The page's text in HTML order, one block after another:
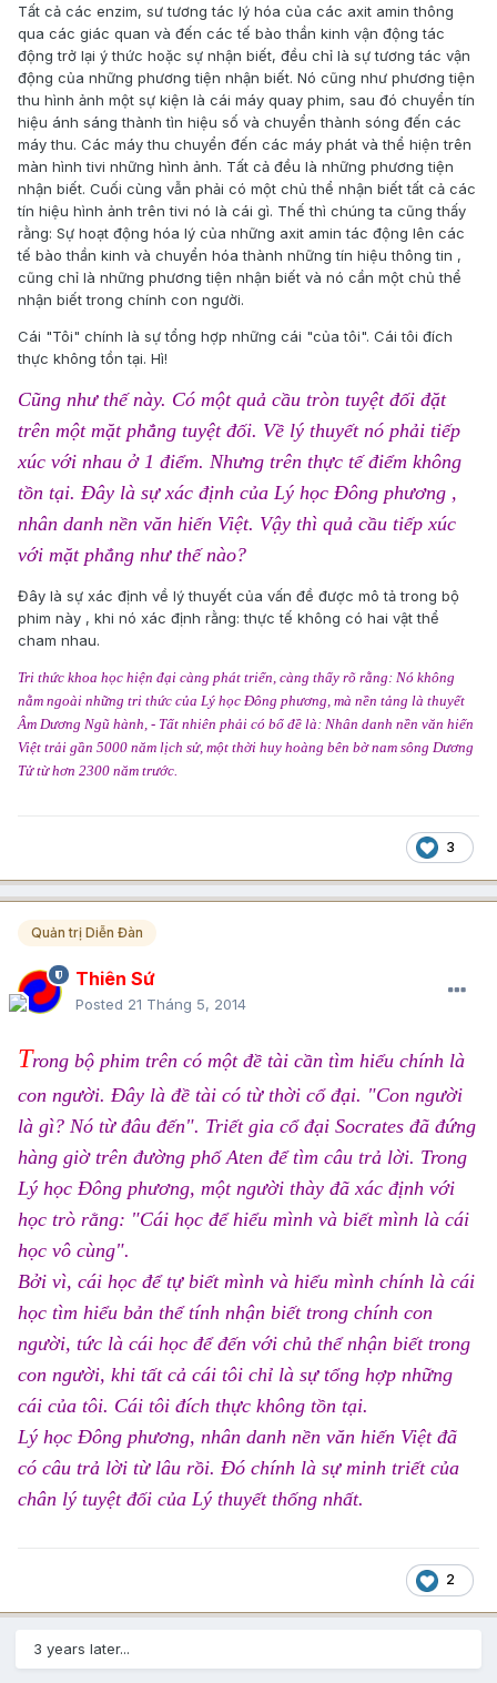
Tất cả các enzim, sư tương tác lý hóa của các axit amin thông
qua các giác quan và đến các tế bào thần kinh vận động tác
động trở lại ý thức hoặc sự nhận biết, đều chỉ là sự tương tác vận
động của những phương tiện nhận biết. Nó cũng như phương tiện
thu hình ảnh một sự kiện là cái máy quay phim, sau đó chuyển tín
hiệu ánh sáng thành tìn hiệu số và chuyển thành sóng đến các
máy thu. Các máy thu chuyển đến các máy phát và thể hiện trên
màn hình tivi những hình ảnh. Tất cả đều là những phương tiện
nhận biết. Cuối cùng vẫn phải có một chủ thể nhận biết tất cả các
tín hiệu hình ảnh trên tivi nó là cái gì. Thế thì chúng ta cũng thấy
rằng: Sự hoạt động hóa lý của những axit amin tác động lên các
tế bào thần kinh và chuyển hóa thành những tín hiệu thông tin ,
cũng chỉ là những phương tiện nhận biết và nó cần một chủ thể
nhận biết trong chính con người.
Cái "Tôi" chính là sự tổng hợp những cái "của tôi". Cái tôi đích
thực không tồn tại. Hì!
Cũng như thế này. Có một quả cầu tròn tuyệt đối đặt
trên một mặt phẳng tuyệt đối. Về lý thuyết nó phải tiếp
xúc với nhau ở 1 điểm. Nhưng trên thực tế điểm không
tồn tại. Đây là sự xác định của Lý học Đông phương ,
nhân danh nền văn hiến Việt. Vậy thì quả cầu tiếp xúc
với mặt phẳng như thế nào?
Đây là sự xác định về lý thuyết của vấn đề được mô tả trong bộ
phim này , khi nó xác định rằng: thực tế không có hai vật thể
cham nhau.
Tri thức khoa học hiện đại càng phát triển, càng thấy rõ rằng: Nó không
nằm ngoài những tri thức của Lý học Đông phương, mà nền tảng là thuyết
Âm Dương Ngũ hành, - Tất nhiên phải có bổ đề là: Nhân danh nền văn hiến
Việt trải gần 5000 năm lịch sử, một thời huy hoàng bên bờ nam sông Dương
Tử từ hơn 2300 năm trước.
3
Quản trị Diễn Đàn
Thiên Sứ
Posted 21 Tháng 5, 2014
Trong bộ phim trên có một đề tài cần tìm hiểu chính là
con người. Đây là đề tài có từ thời cổ đại. "Con người
là gì? Nó từ đâu đến". Triết gia cổ đại Socrates đã đứng
hàng giờ trên đường phố Aten để tìm câu trả lời. Trong
Lý học Đông phương, một người thày đã xác định với
học trò rằng: "Cái học để hiểu mình và biết mình là cái
học vô cùng".
Bởi vì, cái học để tự biết mình và hiểu mình chính là cái
học tìm hiểu bản thể tính nhận biết trong chính con
người, tức là cái học để đến với chủ thể nhận biết trong
con người, khi tất cả cái tôi chỉ là sự tổng hợp những
cái của tôi. Cái tôi đích thực không tồn tại.
Lý học Đông phương, nhân danh nền văn hiến Việt đã
có câu trả lời từ lâu rồi. Đó chính là sự minh triết của
chân lý tuyệt đối của Lý thuyết thống nhất.
2
3 years later...